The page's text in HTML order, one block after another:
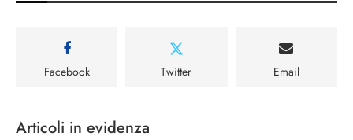
Facebook Twitter Email
Articoli in evidenza